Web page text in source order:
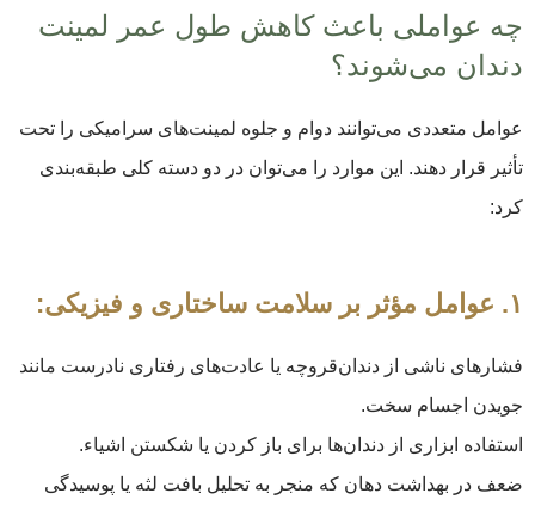
چه عواملی باعث کاهش طول عمر لمینت
دندان می‌شوند؟
عوامل متعددی می‌توانند دوام و جلوه لمینت‌های سرامیکی را تحت
تأثیر قرار دهند. این موارد را می‌توان در دو دسته کلی طبقه‌بندی
کرد:
۱. عوامل مؤثر بر سلامت ساختاری و فیزیکی:
فشارهای ناشی از دندان‌قروچه یا عادت‌های رفتاری نادرست مانند
جویدن اجسام سخت.
استفاده ابزاری از دندان‌ها برای باز کردن یا شکستن اشیاء.
ضعف در بهداشت دهان که منجر به تحلیل بافت لثه یا پوسیدگی